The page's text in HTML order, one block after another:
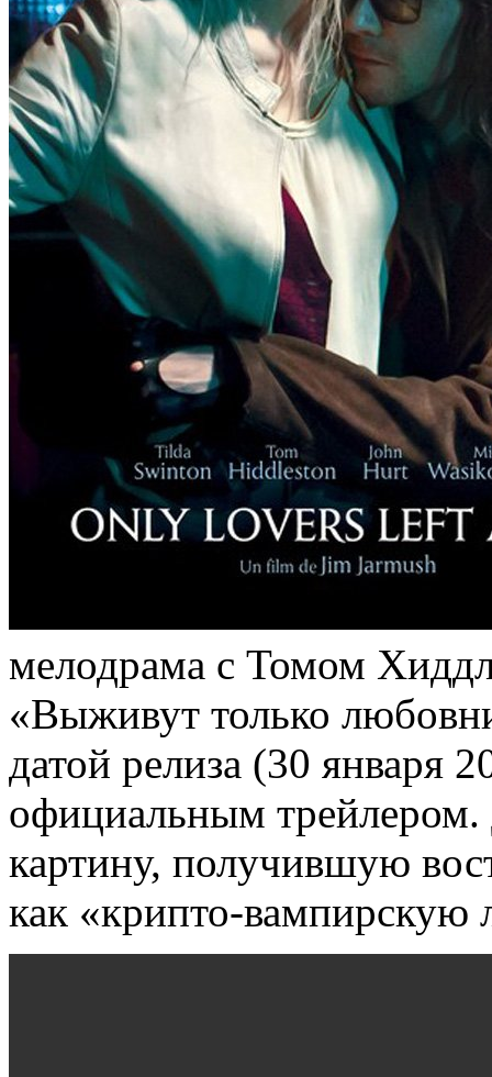
мелодрама с Томом
«Выживут только
датой релиза (30 января
официальным
картину, получившую
как «крипто-